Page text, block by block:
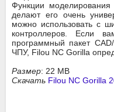
Функции
делают его очень
можно использовать с
контроллеров. Если
программный пакет
ЧПУ, Filou NC Gorilla
Размер: 22 MB
Скачать Filou NC Gorilla